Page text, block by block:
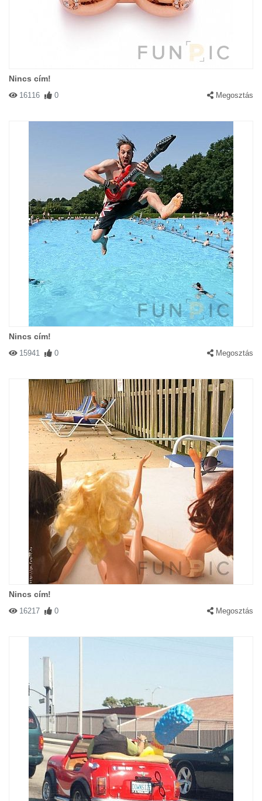
Nincs cím!
16116 0 Megosztás
Nincs cím!
15941 0 Megosztás
Nincs cím!
16217 0 Megosztás